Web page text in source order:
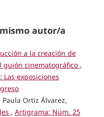
autor/a
a la creación de
guión cinematográfico ,
Las exposiciones
Ortiz Álvarez,
, Artigrama: Núm. 25